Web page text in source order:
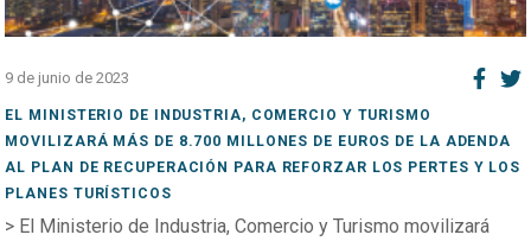
9 de junio de 2023
EL MINISTERIO DE INDUSTRIA, COMERCIO Y TURISMO
MOVILIZARÁ MÁS DE 8.700 MILLONES DE EUROS DE LA ADENDA
AL PLAN DE RECUPERACIÓN PARA REFORZAR LOS PERTES Y LOS
PLANES TURÍSTICOS
> El Ministerio de Industria, Comercio y Turismo movilizará